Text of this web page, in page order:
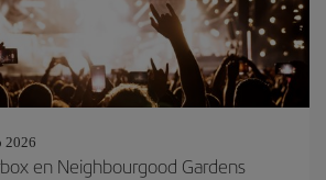
2026
en Neighbourgood Gardens